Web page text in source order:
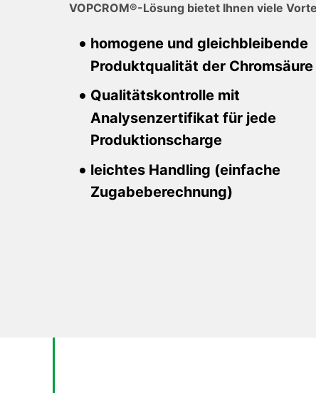
VOPCROM®-Lösung bietet Ihnen viele
homogene und gleichbleibende
Produktqualität der Chromsäure
Qualitätskontrolle mit
Analysenzertifikat für jede
Produktionscharge
leichtes Handling (einfache
Zugabeberechnung)